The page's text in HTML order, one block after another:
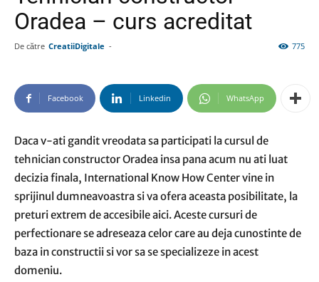
Oradea – curs acreditat
De către CreatiiDigitale - 775
Facebook Linkedin WhatsApp
Daca v-ati gandit vreodata sa participati la cursul de
tehnician constructor Oradea insa pana acum nu ati luat
decizia finala, International Know How Center vine in
sprijinul dumneavoastra si va ofera aceasta posibilitate, la
preturi extrem de accesibile aici. Aceste cursuri de
perfectionare se adreseaza celor care au deja cunostinte de
baza in constructii si vor sa se specializeze in acest
domeniu.